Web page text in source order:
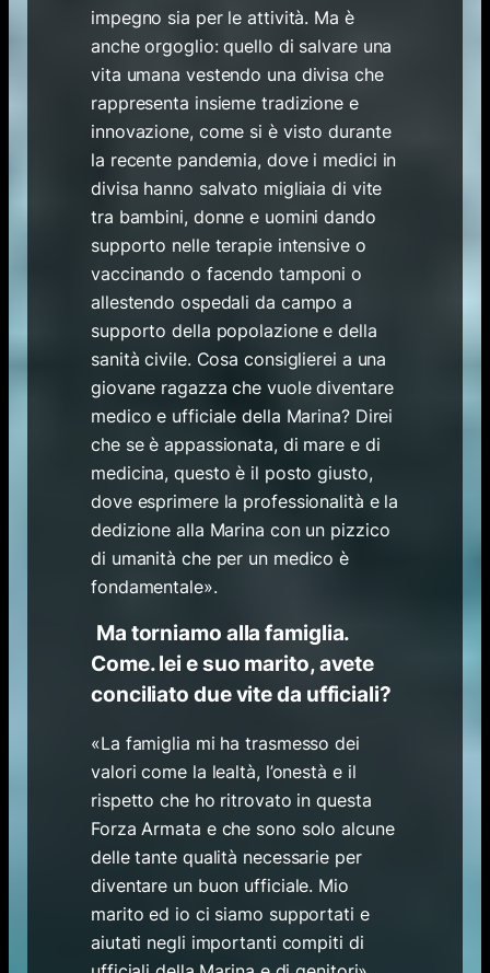
impegno sia per le attività. Ma è
anche orgoglio: quello di salvare una
vita umana vestendo una divisa che
rappresenta insieme tradizione e
innovazione, come si è visto durante
la recente pandemia, dove i medici in
divisa hanno salvato migliaia di vite
tra bambini, donne e uomini dando
supporto nelle terapie intensive o
vaccinando o facendo tamponi o
allestendo ospedali da campo a
supporto della popolazione e della
sanità civile. Cosa consiglierei a una
giovane ragazza che vuole diventare
medico e ufficiale della Marina? Direi
che se è appassionata, di mare e di
medicina, questo è il posto giusto,
dove esprimere la professionalità e la
dedizione alla Marina con un pizzico
di umanità che per un medico è
fondamentale».
Ma torniamo alla famiglia.
Come. lei e suo marito, avete
conciliato due vite da ufficiali?
«La famiglia mi ha trasmesso dei
valori come la lealtà, l’onestà e il
rispetto che ho ritrovato in questa
Forza Armata e che sono solo alcune
delle tante qualità necessarie per
diventare un buon ufficiale. Mio
marito ed io ci siamo supportati e
aiutati negli importanti compiti di